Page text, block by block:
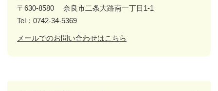
〒630-8580
奈良市二条大路南一丁目1-1
Tel：0742-34-5369
メールでのお問い合わせはこちら